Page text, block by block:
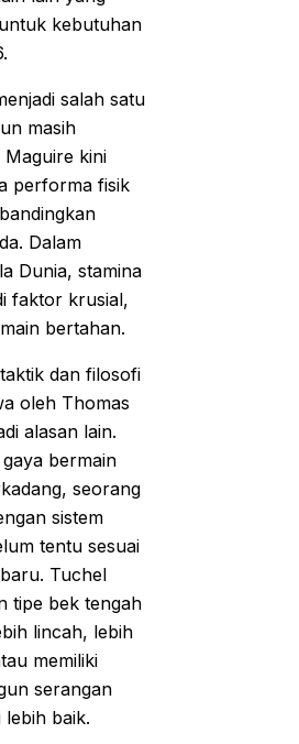
kebutuhan
salah satu
masih
Maguire kini
performa fisik
Dalam
Dunia, stamina
faktor krusial,
bertahan.
dan filosofi
oleh Thomas
alasan lain.
bermain
seorang
sistem
tentu sesuai
Tuchel
tipe bek tengah
lincah, lebih
memiliki
serangan
baik.